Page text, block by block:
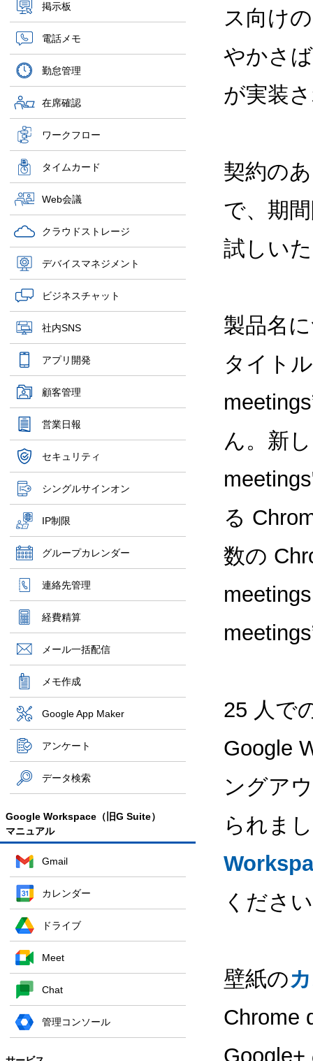
掲示板
電話メモ
勤怠管理
在席確認
ワークフロー
タイムカード
Web会議
クラウドストレージ
デバイスマネジメント
ビジネスチャット
社内SNS
アプリ開発
顧客管理
営業日報
セキュリティ
シングルサインオン
IP制限
グループカレンダー
連絡先管理
経費精算
メール一括配信
メモ作成
Google App Maker
アンケート
データ検索
Google Workspace（旧G Suite）
マニュアル
Gmail
カレンダー
ドライブ
Meet
Chat
管理コンソール
ス向け
やかさ
が実装
契約の
で、期
試しい
製品名
タイト
ん。新
る
数の
25 人で
Google
ングア
られま
くださ
壁紙の
Chrome